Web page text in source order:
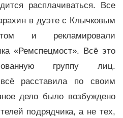
расплачиваться. Все
в дуэте с Клычковым
и рекламировали
«Ремспецмост». Всё это
группу лиц.
расставила по своим
дело было возбуждено
подрядчика, а не тех,